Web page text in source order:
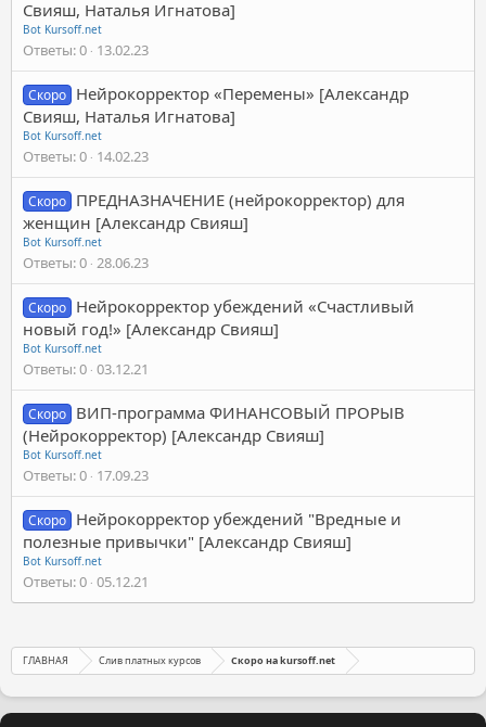
Свияш, Наталья Игнатова]
Bot Kursoff.net
Ответы 0 13.02.23
Скоро Нейрокорректор «Перемены» [Александр
Свияш, Наталья Игнатова]
Bot Kursoff.net
Ответы 0 14.02.23
Скоро ПРЕДНАЗНАЧЕНИЕ (нейрокорректор) для
женщин [Александр Свияш]
Bot Kursoff.net
Ответы 0 28.06.23
Скоро Нейрокорректор убеждений «Счастливый
новый год!» [Александр Свияш]
Bot Kursoff.net
Ответы 0 03.12.21
Скоро ВИП-программа ФИНАНСОВЫЙ ПРОРЫВ
(Нейрокорректор) [Александр Свияш]
Bot Kursoff.net
Ответы 0 17.09.23
Скоро Нейрокорректор убеждений "Вредные и
полезные привычки" [Александр Свияш]
Bot Kursoff.net
Ответы 0 05.12.21
ГЛАВНАЯ Слив платных курсов Скоро на kursoff.net